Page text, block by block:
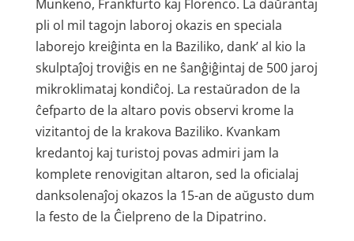
Munkeno, Frankfurto kaj Florenco. La daŭrantaj
pli ol mil tagojn laboroj okazis en speciala
laborejo kreiĝinta en la Baziliko, dank’ al kio la
skulptaĵoj troviĝis en ne ŝanĝiĝintaj de 500 jaroj
mikroklimataj kondiĉoj. La restaŭradon de la
ĉefparto de la altaro povis observi krome la
vizitantoj de la krakova Baziliko. Kvankam
kredantoj kaj turistoj povas admiri jam la
komplete renovigitan altaron, sed la oficialaj
danksolenaĵoj okazos la 15-an de aŭgusto dum
la festo de la Ĉielpreno de la Dipatrino.